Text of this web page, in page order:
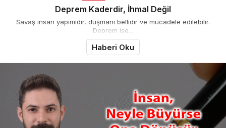
Deprem Kaderdir, İhmal Değil
Savaş insan yapımıdır, düşmanı bellidir ve mücadele edilebilir.
Deprem ise...
Haberi Oku